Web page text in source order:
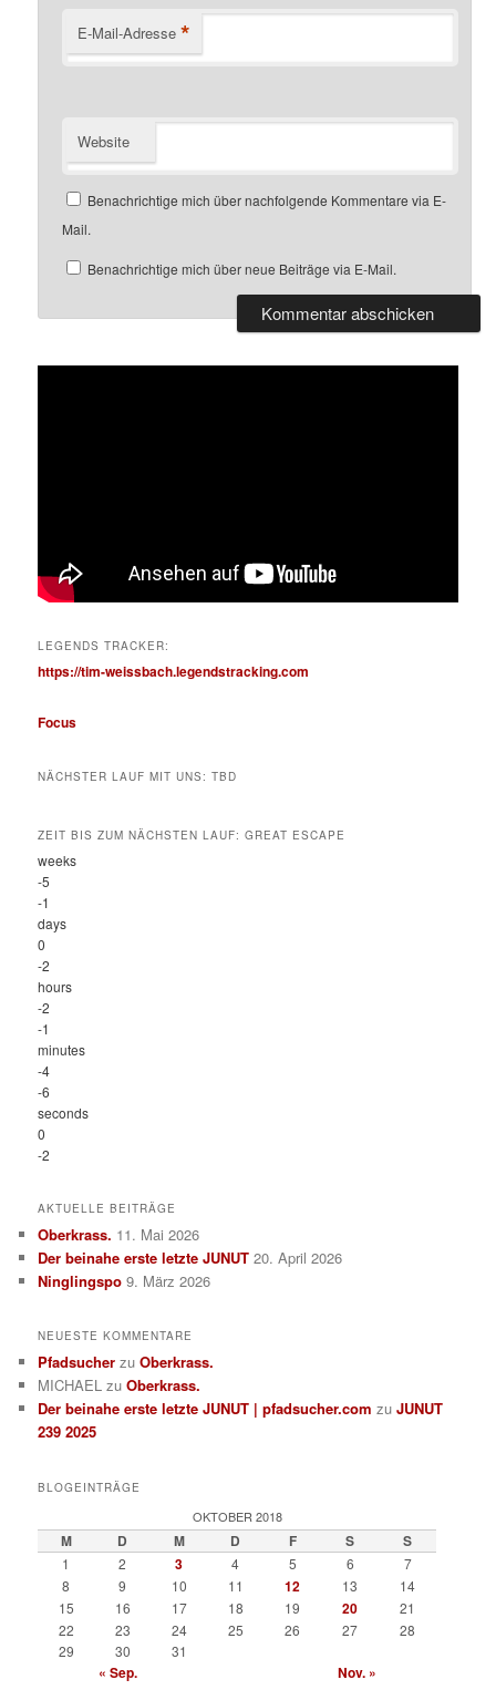
E-Mail-Adresse *
Website
Benachrichtige mich über nachfolgende Kommentare via E-
Mail.
Benachrichtige mich über neue Beiträge via E-Mail.
LEGENDS TRACKER:
https://tim-weissbach.legendstracking.com
Focus
NÄCHSTER LAUF MIT UNS: TBD
ZEIT BIS ZUM NÄCHSTEN LAUF: GREAT ESCAPE
weeks
-5
-1
days
0
-2
hours
-2
-1
minutes
-4
-6
seconds
0
-2
AKTUELLE BEITRÄGE
Oberkrass. 11. Mai 2026
Der beinahe erste letzte JUNUT 20. April 2026
Ninglingspo 9. März 2026
NEUESTE KOMMENTARE
Pfadsucher zuOberkrass.
MICHAEL zuOberkrass.
Der beinahe erste letzte JUNUT | pfadsucher.com zuJUNUT
239 2025
BLOGEINTRÄGE
OKTOBER 2018
M D M D F S S
1 2 3 4 5 6
7
8
9 10 11 12 13
14
15
16 17 18 19 20
21
22
23 24 25 26 27
28
29
30 31
« Sep. Nov. »